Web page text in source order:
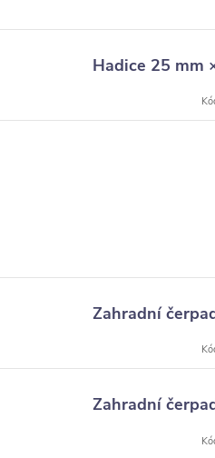
Hadice 25 mm
Zahradní
Zahradní